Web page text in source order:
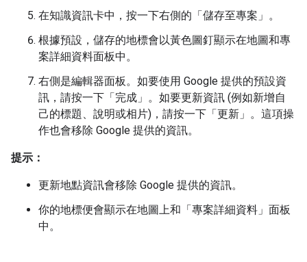
在知識資訊卡中，按一下右側的「儲存至專案」 。
根據預設，儲存的地標會以黃色圖釘顯示在地圖和專
案詳細資料面板中。
右側是編輯器面板。如要使用 Google 提供的預設資
訊，請按一下「完成」 。如要更新資訊 (例如新增自
己的標題、說明或相片)，請按一下「更新」 。這項操
作也會移除 Google 提供的資訊。
提示：
更新地點資訊會移除 Google 提供的資訊。
你的地標便會顯示在地圖上和「專案詳細資料」面板
中。